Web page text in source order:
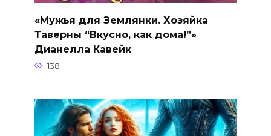
«Мужья для Землянки. Хозяйка
Таверны “Вкусно, как дома!”»
Дианелла Кавейк
138